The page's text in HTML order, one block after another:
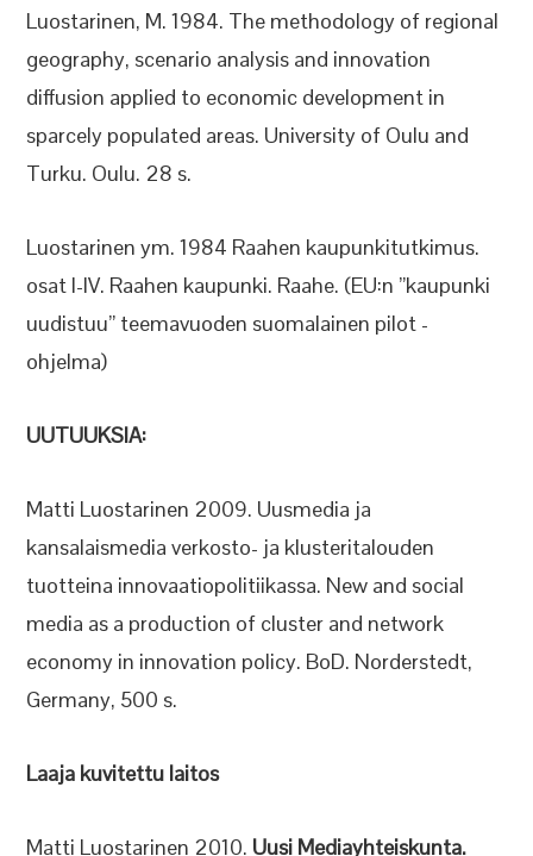
Luostarinen, M. 1984. The methodology of regional
geography, scenario analysis and innovation
diffusion applied to economic development in
sparcely populated areas. University of Oulu and
Turku. Oulu. 28 s.
Luostarinen ym. 1984 Raahen kaupunkitutkimus.
osat I-IV. Raahen kaupunki. Raahe. (EU:n ”kaupunki
uudistuu” teemavuoden suomalainen pilot -
ohjelma)
UUTUUKSIA:
Matti Luostarinen 2009. Uusmedia ja
kansalaismedia verkosto- ja klusteritalouden
tuotteina innovaatiopolitiikassa. New and social
media as a production of cluster and network
economy in innovation policy. BoD. Norderstedt,
Germany, 500 s.
Laaja kuvitettu laitos
Matti Luostarinen 2010. Uusi Mediayhteiskunta.